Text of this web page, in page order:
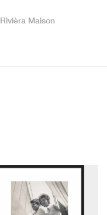
Rivièra Maison